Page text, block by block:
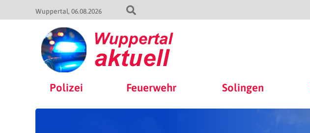
Wuppertal 06.08.2026
Polizei Feuerwehr Solingen